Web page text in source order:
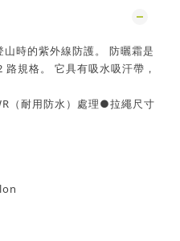
時的紫外線防護。 防曬霜是
規格。 它具有吸水吸汗帶，
（耐用防水）處理●拉繩尺寸